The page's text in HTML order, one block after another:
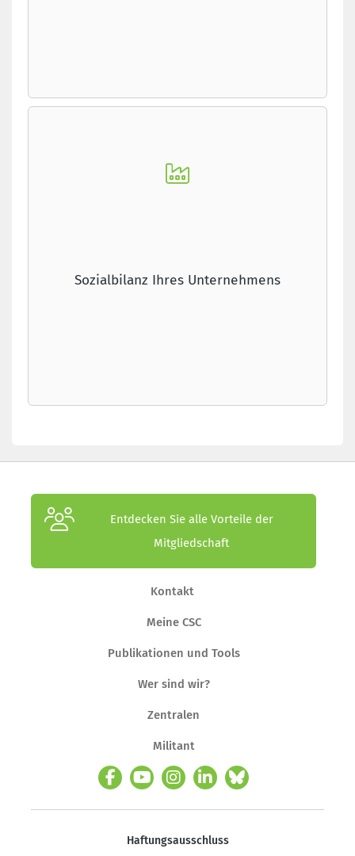
Sozialbilanz Ihres Unternehmens
Entdecken Sie alle Vorteile der
Mitgliedschaft
Kontakt
Meine CSC
Publikationen und Tools
Wer sind wir?
Zentralen
Militant
Haftungsausschluss